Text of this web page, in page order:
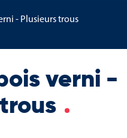
- Plusieurs trous
verni -